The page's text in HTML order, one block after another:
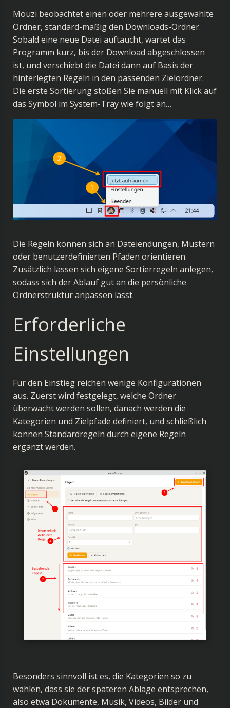
Mouzi beobachtet einen oder mehrere ausgewählte
Ordner, standard-mäßig den Downloads-Ordner.
Sobald eine neue Datei auftaucht, wartet das
Programm kurz, bis der Download abgeschlossen
ist, und verschiebt die Datei dann auf Basis der
hinterlegten Regeln in den passenden Zielordner.
Die erste Sortierung stoßen Sie manuell mit Klick auf
das Symbol im System-Tray wie folgt an…
Die Regeln können sich an Dateiendungen, Mustern
oder benutzerdefinierten Pfaden orientieren.
Zusätzlich lassen sich eigene Sortierregeln anlegen,
sodass sich der Ablauf gut an die persönliche
Ordnerstruktur anpassen lässt.
Erforderliche
Einstellungen
Für den Einstieg reichen wenige Konfigurationen
aus. Zuerst wird festgelegt, welche Ordner
überwacht werden sollen, danach werden die
Kategorien und Zielpfade definiert, und schließlich
können Standardregeln durch eigene Regeln
ergänzt werden.
Besonders sinnvoll ist es, die Kategorien so zu
wählen, dass sie der späteren Ablage entsprechen,
also etwa Dokumente, Musik, Videos, Bilder und